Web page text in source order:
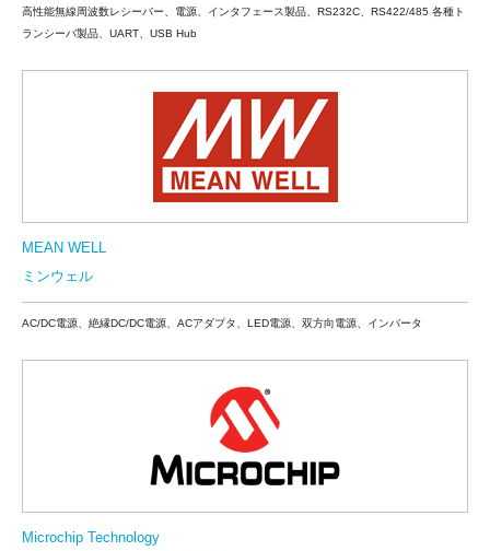
高性能無線周波数レシーバー、電源、インタフェース製品、RS232C、RS422/485 各種ト
ランシーバ製品、UART、USB Hub
MEAN WELL
ミンウェル
AC/DC電源、絶縁DC/DC電源、ACアダプタ、LED電源、双方向電源、インバータ
Microchip Technology